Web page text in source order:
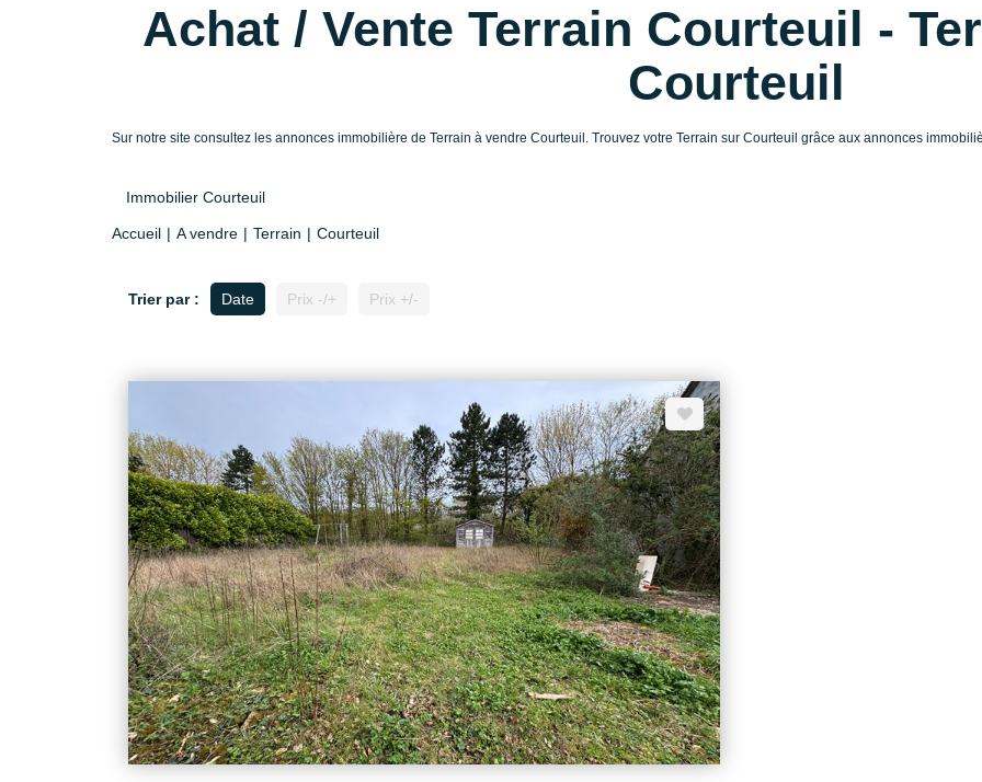
Achat / Vente Terrain Courteuil -
Courteuil
Sur notre site consultez les annonces immobilière de Terrain à vendre Courteuil. Trouvez votre Terrain sur Courteuil grâce aux annonces
Immobilier Courteuil
Accueil A vendre Terrain Courteuil
Trier par : Date Prix -/+ Prix +/-